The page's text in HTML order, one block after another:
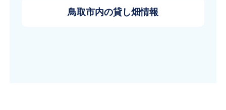
鳥取市内の貸し畑情報